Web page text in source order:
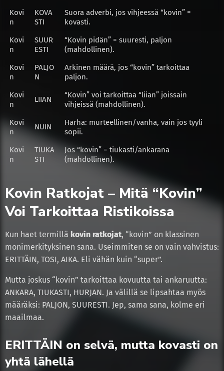
Kovi
n
KOVA
STI
Suora adverbi, jos vihjeessä “kovin” =
kovasti.
Kovi
n
SUUR
ESTI
“Kovin pidän” = suuresti, paljon
(mahdollinen).
Kovi
n
PALJO
N
Arkinen määrä, jos “kovin” tarkoittaa
paljon.
Kovi
n
LIIAN
“Kovin” voi tarkoittaa “liian” joissain
vihjeissä (mahdollinen).
Kovi
n
NUIN
Harha: murteellinen/vanha, vain jos tyyli
sopii.
Kovi
n
TIUKA
STI
Jos “kovin” = tiukasti/ankarana
(mahdollinen).
Kovin Ratkojat – Mitä “Kovin”
Voi Tarkoittaa Ristikoissa
Kun haet termillä kovin ratkojat, “kovin” on klassinen
monimerkityksinen sana. Useimmiten se on vain vahvistus:
ERITTÄIN, TOSI, AIKA. Eli vähän kuin “super”.
Mutta joskus “kovin” tarkoittaa kovuutta tai ankaruutta:
ANKARA, TIUKASTI, HURJAN. Ja välillä se lipsahtaa myös
määräksi: PALJON, SUURESTI. Jep, sama sana, kolme eri
maailmaa.
ERITTÄIN on selvä, mutta kovasti on
yhtä lähellä